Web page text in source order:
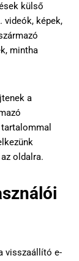
külső
videók, képek,
mintha
a
oldalra.
visszaállító e-